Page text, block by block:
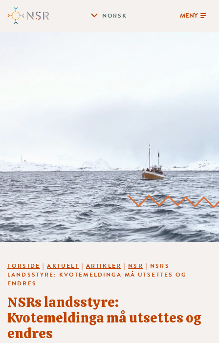
NORSK MENY
FORSIDE |AKTUELT | ARTIKLER | NSR | NSRS
LANDSSTYRE: KVOTEMELDINGA MÅ UTSETTES OG
ENDRES
NSRs landsstyre:
Kvotemeldinga må utsettes og
endres